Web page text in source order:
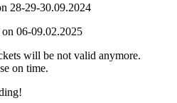
28-29-30.09.2024
06-09.02.2025
will be not valid anymore.
on time.